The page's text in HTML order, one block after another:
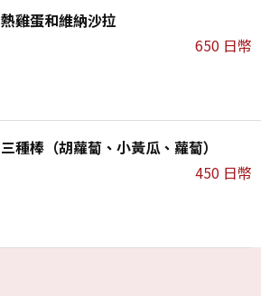
熱雞蛋和維納沙拉
650 日幣
三種棒（胡蘿蔔、小黃瓜、蘿蔔）
450 日幣